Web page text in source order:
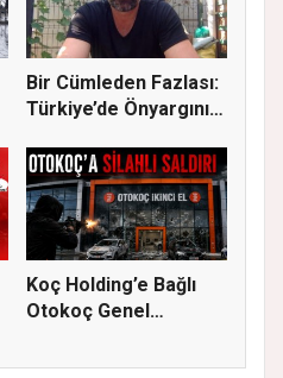
Bir Cümleden Fazlası:
Türkiye’de Önyargının
Koç Holding’e Bağlı
Otokoç Genel